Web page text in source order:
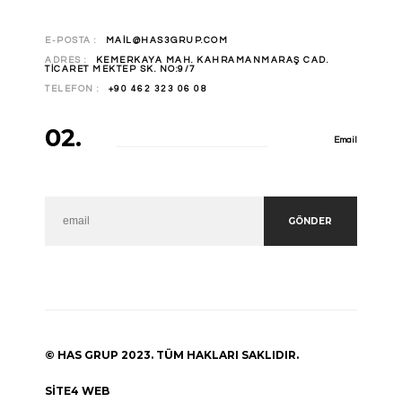
E-POSTA : MAIL@HAS3GRUP.COM
ADRES :
KEMERKAYA MAH. KAHRAMANMARAŞ CAD.
TICARET MEKTEP SK. NO:9/7
TELEFON : +90 462 323 06 08
02. Email
GÖNDER
© HAS GRUP 2023. TÜM HAKLARI SAKLIDIR.
SITE4 WEB